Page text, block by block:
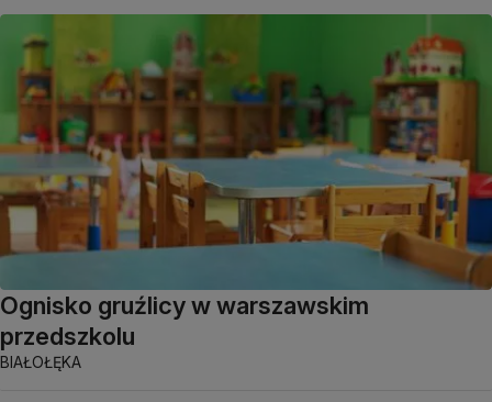
Ognisko gruźlicy w warszawskim
przedszkolu
BIAŁOŁĘKA